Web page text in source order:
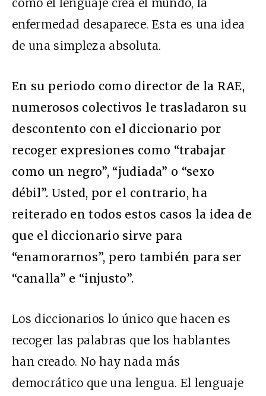
enfermedad desaparece. Esta es una idea
de una simpleza absoluta.
En su periodo como director de la RAE,
numerosos colectivos le trasladaron su
descontento con el diccionario por
recoger expresiones como “trabajar
como un negro”, “judiada” o “sexo
débil”. Usted, por el contrario, ha
reiterado en todos estos casos la idea de
que el diccionario sirve para
“enamorarnos”, pero también para ser
“canalla” e “injusto”.
Los diccionarios lo único que hacen es
recoger las palabras que los hablantes
han creado. No hay nada más
democrático que una lengua. El lenguaje